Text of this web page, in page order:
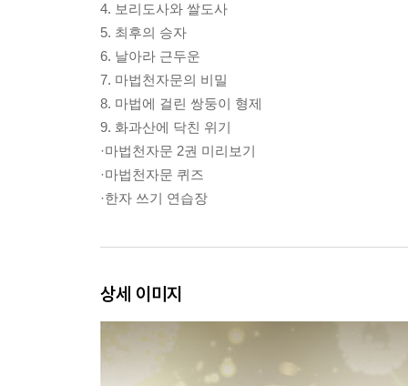
4. 보리도사와 쌀도사
5. 최후의 승자
6. 날아라 근두운
7. 마법천자문의 비밀
8. 마법에 걸린 쌍둥이 형제
9. 화과산에 닥친 위기
·마법천자문 2권 미리보기
·마법천자문 퀴즈
·한자 쓰기 연습장
상세 이미지